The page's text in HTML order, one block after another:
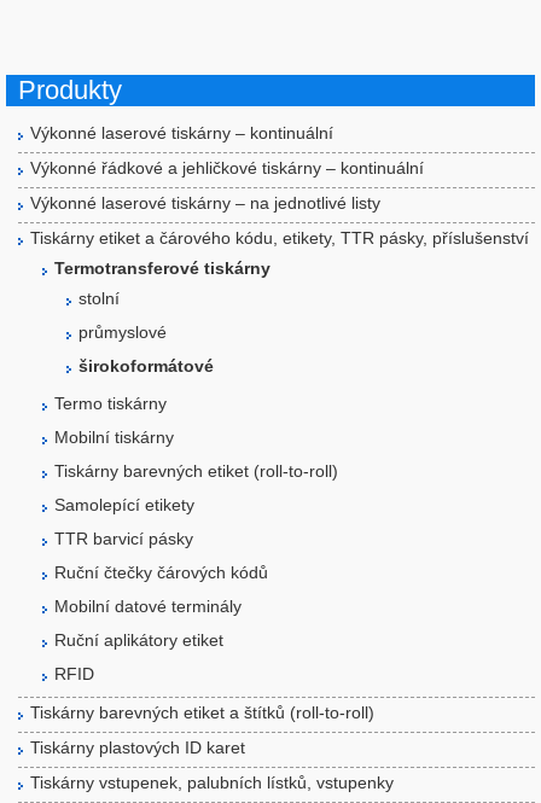
Produkty
Výkonné laserové tiskárny – kontinuální
Výkonné řádkové a jehličkové tiskárny – kontinuální
Výkonné laserové tiskárny – na jednotlivé listy
Tiskárny etiket a čárového kódu, etikety, TTR pásky, příslušenství
Termotransferové tiskárny
stolní
průmyslové
širokoformátové
Termo tiskárny
Mobilní tiskárny
Tiskárny barevných etiket (roll-to-roll)
Samolepící etikety
TTR barvicí pásky
Ruční čtečky čárových kódů
Mobilní datové terminály
Ruční aplikátory etiket
RFID
Tiskárny barevných etiket a štítků (roll-to-roll)
Tiskárny plastových ID karet
Tiskárny vstupenek, palubních lístků, vstupenky